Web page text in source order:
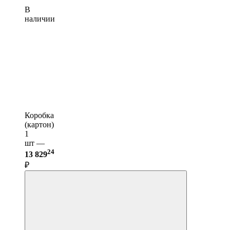
В
наличии
Коробка
(картон)
1
шт —
13 82924
₽